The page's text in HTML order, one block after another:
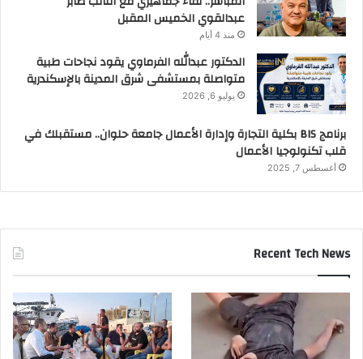
عبدالقوي الخميس المقبل
منذ 4 أيام
الدكتور عبدالله الفرماوي يقود نجاحات طبية
متواصلة بمستشفى شرق المدينة بالإسكندرية
يوليو 6, 2026
برنامج BIS بكلية التجارة وإدارة الأعمال جامعة حلوان.. مستقبلك في
قلب تكنولوجيا الأعمال
أغسطس 7, 2025
Recent Tech News